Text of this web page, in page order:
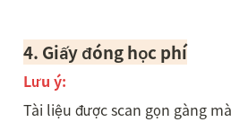
4. Giấy đóng học phí
Lưu ý:
Tài liệu được scan gọn gàng